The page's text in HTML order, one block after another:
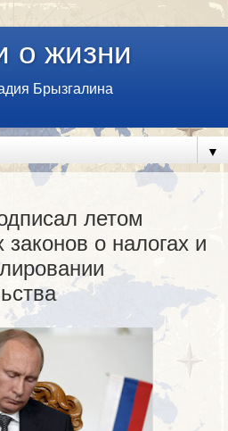
о жизни
Брызгалина
▼
летом
законов о налогах и